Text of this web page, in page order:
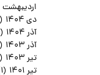
اردیبهشت ۱۴۰۵
دی ۱۴۰۴
(۷)
آذر ۱۴۰۴
(۷)
آذر ۱۴۰۳
(۳)
تیر ۱۴۰۳
(۲)
تیر ۱۴۰۱
(۱)